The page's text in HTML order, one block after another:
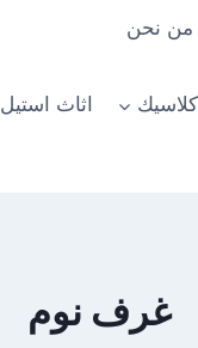
من نحن
اثاث استيل
غرف نوم